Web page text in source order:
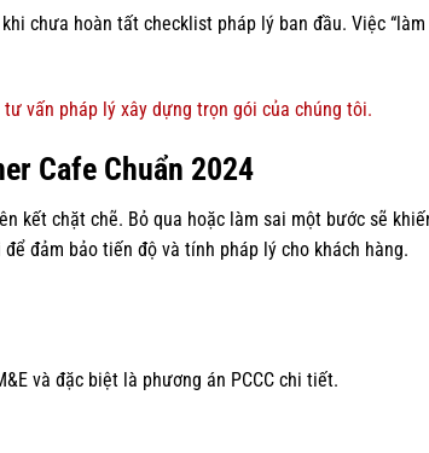
chưa hoàn tất checklist pháp lý ban đầu. Việc “làm
vấn pháp lý xây dựng trọn gói của chúng tôi.
Cafe Chuẩn 2024
kết chặt chẽ. Bỏ qua hoặc làm sai một bước sẽ
đảm bảo tiến độ và tính pháp lý cho khách hàng.
và đặc biệt là phương án PCCC chi tiết.